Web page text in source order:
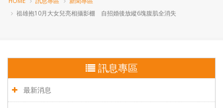
祖雄抱10月大女兒亮相攝影棚 自招婚後放縱6塊腹肌全消失
訊息專區
最新消息